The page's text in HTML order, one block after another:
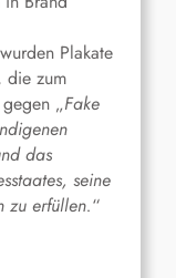
Plakate
die zum
„Fake
das
seine
zu erfüllen.“